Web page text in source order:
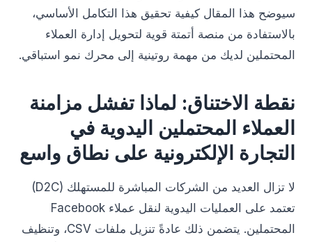
سيوضح هذا المقال كيفية تحقيق هذا التكامل الأساسي،
بالاستفادة من منصة أتمتة قوية لتحويل إدارة العملاء
المحتملين لديك من مهمة روتينية إلى محرك نمو استباقي.
نقطة الاختناق: لماذا تفشل مزامنة
العملاء المحتملين اليدوية في
التجارة الإلكترونية على نطاق واسع
لا تزال العديد من الشركات المباشرة للمستهلك (D2C)
تعتمد على العمليات اليدوية لنقل عملاء Facebook
المحتملين. يتضمن ذلك عادةً تنزيل ملفات CSV، وتنظيف